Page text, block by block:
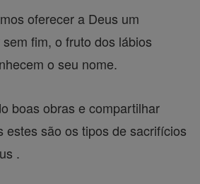
oferecer a Deus um
fim, o fruto dos lábios
o seu nome.
boas obras e compartilhar
estes são os tipos de sacrifícios
.